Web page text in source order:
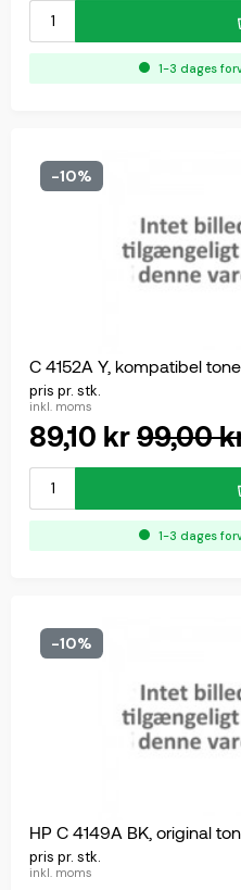
1-3 dages
-10%
C 4152A Y, kompatibel
pris pr. stk.
inkl. moms
89,10 kr99,00
1-3 dages
-10%
HP C 4149A BK, original
pris pr. stk.
inkl. moms